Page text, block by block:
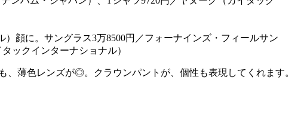
顔に。サングラス3万8500円／フォーナインズ・フィールサン
ックインターナショナル）
薄色レンズが◎。クラウンパントが、個性も表現してくれます。